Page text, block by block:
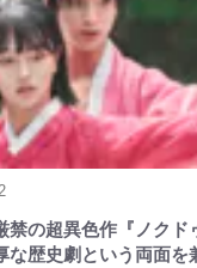
禁の超異色作『ノクド
な歴史劇という両面を